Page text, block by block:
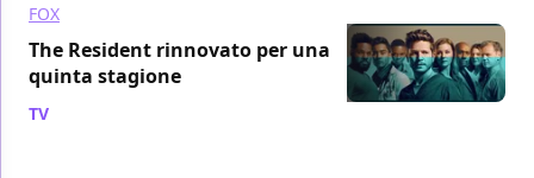
FOX
The Resident rinnovato per una
quinta stagione
TV